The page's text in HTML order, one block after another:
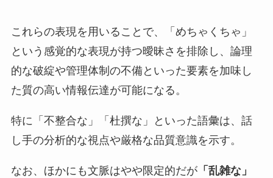
これらの表現を用いることで、「めちゃくちゃ」
という感覚的な表現が持つ曖昧さを排除し、論理
的な破綻や管理体制の不備といった要素を加味し
た質の高い情報伝達が可能になる。
特に「不整合な」「杜撰な」といった語彙は、話
し手の分析的な視点や厳格な品質意識を示す。
なお、ほかにも文脈はやや限定的だが「乱雑な」